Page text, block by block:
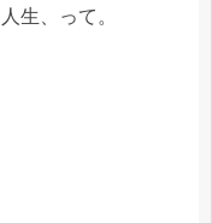
生、って。